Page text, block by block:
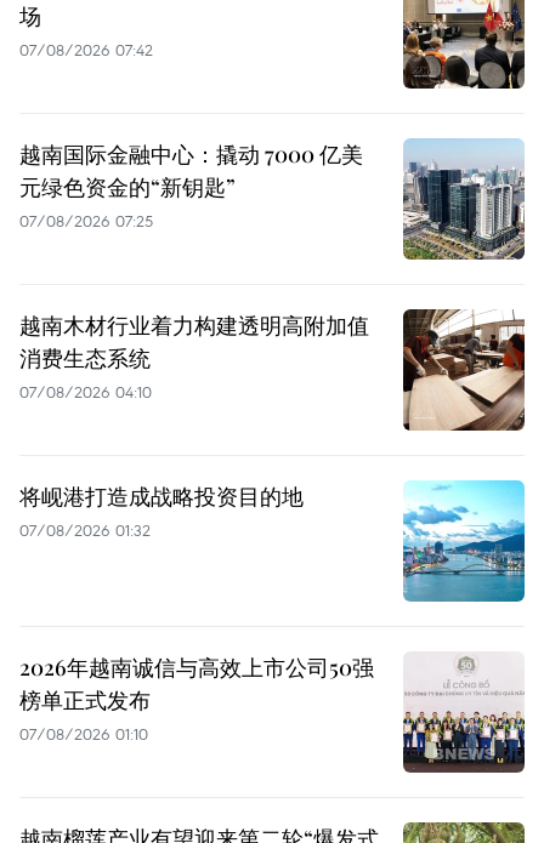
场
07/08/2026 07:42
越南国际金融中心：撬动 7000 亿美
元绿色资金的“新钥匙”
07/08/2026 07:25
越南木材行业着力构建透明高附加值
消费生态系统
07/08/2026 04:10
将岘港打造成战略投资目的地
07/08/2026 01:32
2026年越南诚信与高效上市公司50强
榜单正式发布
07/08/2026 01:10